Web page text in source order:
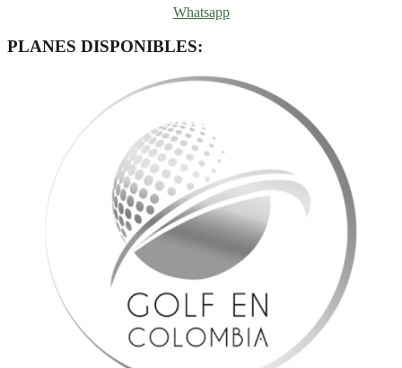
Whatsapp
PLANES DISPONIBLES: